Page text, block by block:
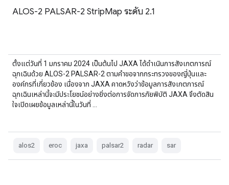
ALOS-2 PALSAR-2 StripMap ระดับ 2.1
ตั้งแต่วันที่ 1 มกราคม 2024 เป็นต้นไป JAXA ได้ดำเนินการสังเกตการณ์
ฉุกเฉินด้วย ALOS-2 PALSAR-2 ตามคำขอจากกระทรวงของญี่ปุ่นและ
องค์กรที่เกี่ยวข้อง เนื่องจาก JAXA คาดหวังว่าข้อมูลการสังเกตการณ์
ฉุกเฉินเหล่านี้จะมีประโยชน์อย่างยิ่งต่อการจัดการภัยพิบัติ JAXA จึงตัดสิน
ใจเปิดเผยข้อมูลเหล่านี้ในวันที่ …
alos2 eroc jaxa palsar2 radar sar